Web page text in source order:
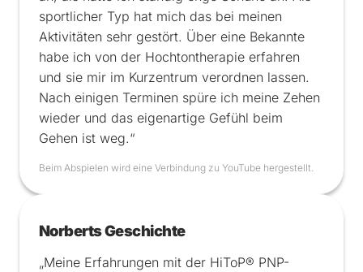
sportlicher Typ hat mich das bei meinen
Aktivitäten sehr gestört. Über eine Bekannte
habe ich von der Hochtontherapie erfahren
und sie mir im Kurzentrum verordnen lassen.
Nach einigen Terminen spüre ich meine Zehen
wieder und das eigenartige Gefühl beim
Gehen ist weg.“
Beim Abspielen wird eine Verbindung zu YouTube hergestellt.
Norberts Geschichte
„Meine Erfahrungen mit der HiToP® PNP-